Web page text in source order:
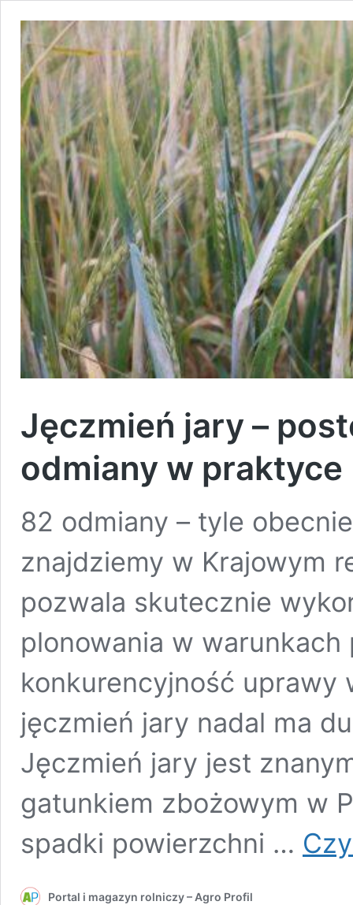
Jęczmień jary –
odmiany w praktyce
82 odmiany – tyle
znajdziemy w Krajowym
pozwala skutecznie
plonowania w
konkurencyjność uprawy
jęczmień jary nadal ma
Jęczmień jary jest
gatunkiem zbożowym w
spadki powierzchni …
Portal i magazyn rolniczy – Agro Profil